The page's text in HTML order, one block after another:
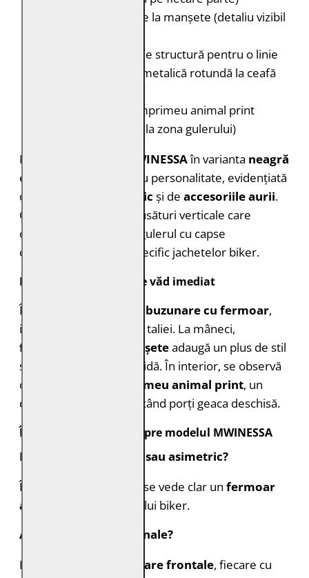
Fermoare la manșete (detaliu vizibil
Cusături de structură pentru o linie
feminină; plăcuță metalică rotundă la ceafă
Cu imprimeu animal print
(vizibilă la interior, la zona gulerului)
Modelul
Mauritius MWINESSAîn varianta neagră
este o geacă tip biker cu personalitate, evidențiată
de
fermoarul asimetric și de accesoriile aurii.
Croiul este definit de cusături verticale care
conturează silueta, iar gulerul cu capse
completează look-ul specific jachetelor biker.
Design și detalii care se văd imediat
În față, geaca are două buzunare cu fermoar,
integrate discret în linia taliei. La mâneci,
fermoarele de la manșeteadaugă un plus de stil
și permit o ajustare rapidă. În interior, se observă
o
căptușeală cu imprimeu animal print, un
detaliu de efect atunci când porți geaca deschisă.
Întrebări frecvente despre modelul MWINESSA
Fermoarul este drept sau asimetric?
În imaginile produsului se vede clar un fermoar
asimetric
, specific stilului biker.
Are buzunare funcționale?
Da, se văd
două buzunare frontale, fiecare cu